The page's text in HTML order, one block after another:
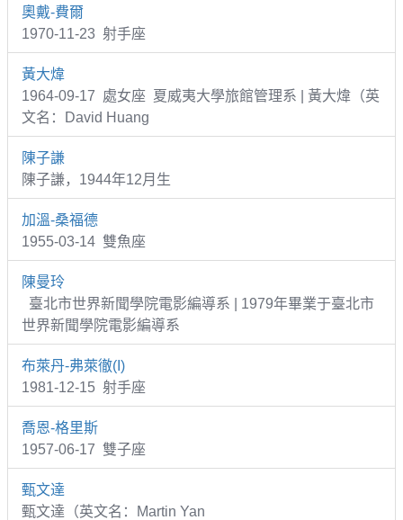
奧戴-費爾
1970-11-23 射手座
黃大煒
1964-09-17 處女座 夏威夷大學旅館管理系 | 黃大煒（英
文名：David Huang
陳子謙
陳子謙，1944年12月生
加溫-桑福德
1955-03-14 雙魚座
陳曼玲
臺北市世界新聞學院電影編導系 | 1979年畢業于臺北市
世界新聞學院電影編導系
布萊丹-弗萊徹(I)
1981-12-15 射手座
喬恩-格里斯
1957-06-17 雙子座
甄文達
甄文達（英文名：Martin Yan